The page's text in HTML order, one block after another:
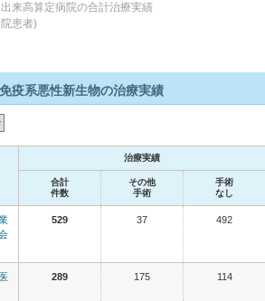
来高算定病院の合計治療実績
患者)
疫系悪性新生物の治療実績
治療実績
合計
件数
その他
手術
手術
なし
529 37 492
289 175 114